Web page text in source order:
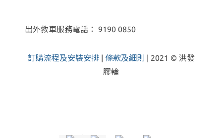
出外救車服務電話： 9190 0850
訂購流程及安裝安排| 條款及細則 | 2021 © 洪發
膠輪